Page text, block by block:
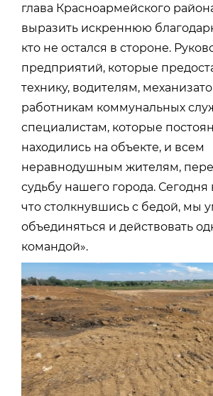
глава Красноармейского
выразить искреннюю
кто не остался в стороне.
предприятий, которые
технику, водителям,
работникам коммунальных
специалистам, которые
находились на объекте, и всем
неравнодушным жителям,
судьбу нашего города. Сегодня
что столкнувшись с бедой, мы
объединяться и действовать
командой».